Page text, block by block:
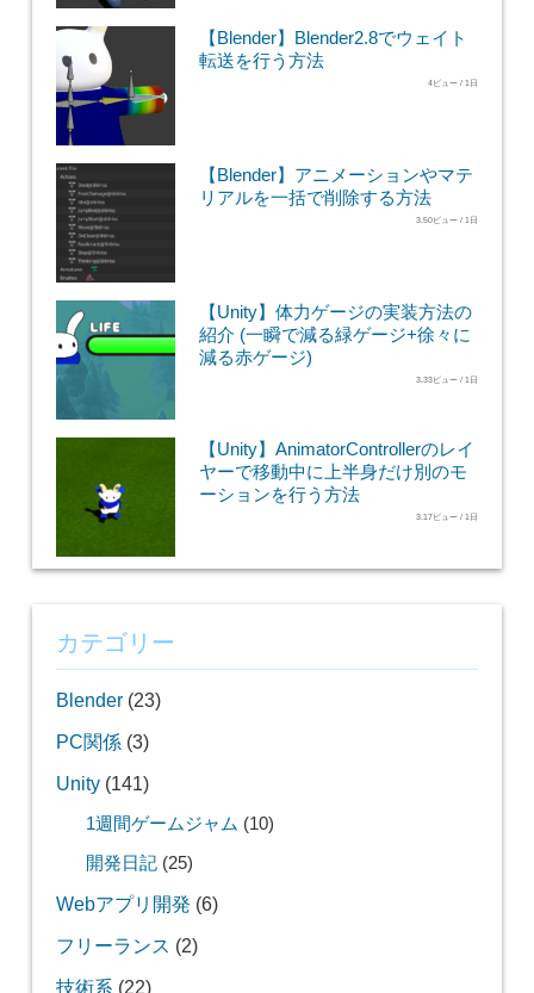
【Blender】Blender2.8でウェイト
転送を行う方法
4ビュー / 1日
【Blender】アニメーションやマテ
リアルを一括で削除する方法
3.50ビュー / 1日
【Unity】体力ゲージの実装方法の
紹介 (一瞬で減る緑ゲージ+徐々に
減る赤ゲージ)
3.33ビュー / 1日
【Unity】AnimatorControllerのレイ
ヤーで移動中に上半身だけ別のモ
ーションを行う方法
3.17ビュー / 1日
カテゴリー
Blender(23)
PC関係(3)
Unity(141)
1週間ゲームジャム (10)
開発日記(25)
Webアプリ開発 (6)
フリーランス (2)
技術系 (22)